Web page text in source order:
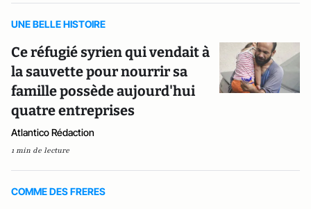
UNE BELLE HISTOIRE
Ce réfugié syrien qui vendait à
la sauvette pour nourrir sa
famille possède aujourd'hui
quatre entreprises
Atlantico Rédaction
1 min de lecture
COMME DES FRERES